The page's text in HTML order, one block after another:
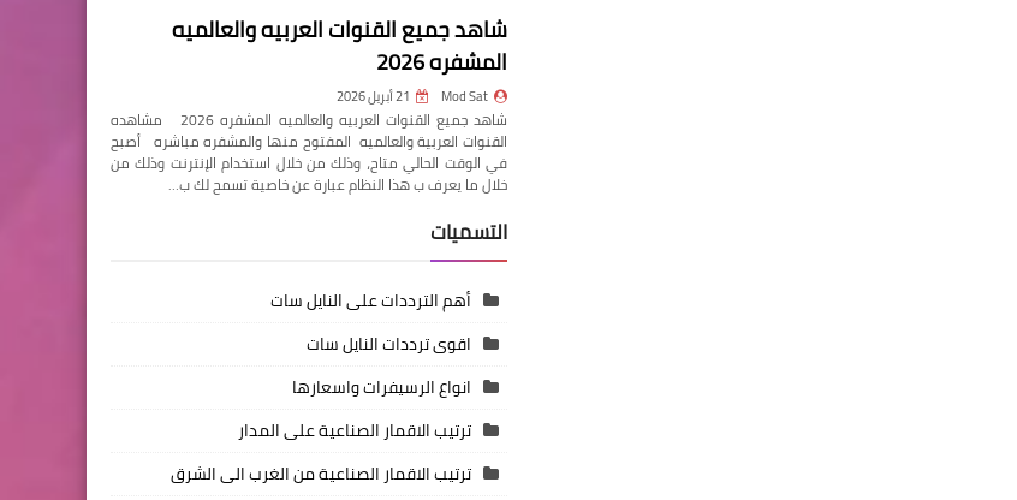
شاهد جميع القنوات العربيه والعالميه
المشفره 2026
Mod Sat 21 أبريل 2026
شاهد جميع القنوات العربيه والعالميه المشفره 2026 مشاهده
القنوات العربية والعالميه المفتوح منها والمشفره مباشره أصبح
في الوقت الحالي متاح، وذلك من خلال استخدام الإنترنت وذلك من
خلال ما يعرف ب هذا النظام عبارة عن خاصية تسمح لك ب…
التسميات
أهم الترددات على النايل سات
اقوى ترددات النايل سات
انواع الرسيفرات واسعارها
ترتيب الاقمار الصناعية على المدار
ترتيب الاقمار الصناعية من الغرب الى الشرق